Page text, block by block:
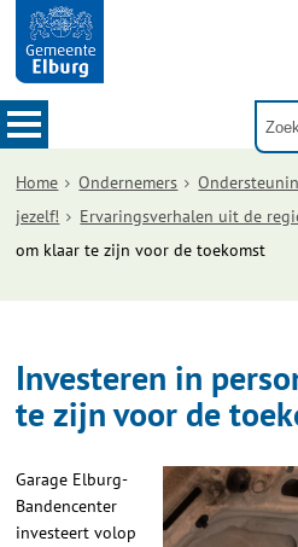
Home Ondernemers
jezelf!
Ervaringsverhalen uit de
om klaar te zijn voor de toekomst
Investeren in
te zijn voor de
Garage Elburg-
Bandencenter
investeert volop